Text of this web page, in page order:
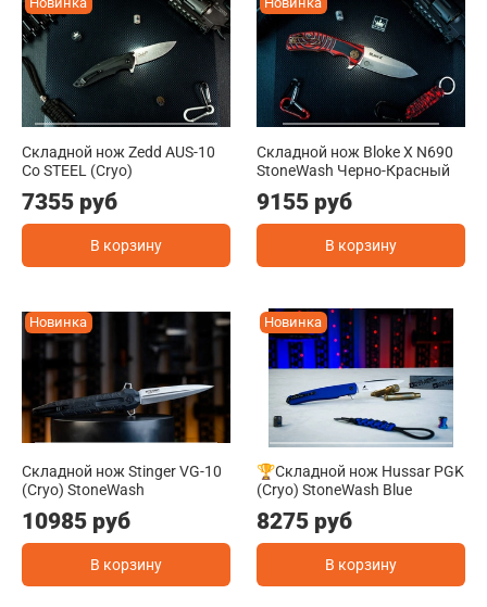
Складной нож Zedd AUS-10
Co STEEL (Cryo)
7355 руб
В корзину
Складной нож Bloke X N690
StoneWash Черно-Красный
9155 руб
В корзину
Новинка
Складной нож Stinger VG-10
(Cryo) StoneWash
10985 руб
В корзину
Новинка
🏆Складной нож Hussar PGK
(Cryo) StoneWash Blue
8275 руб
В корзину